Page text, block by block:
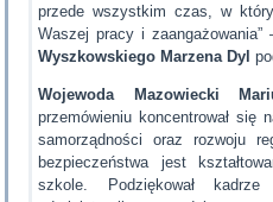
przede wszystkim czas, w
Waszej pracy i zaangażowania”
Wyszkowskiego Marzena Dyl
Wojewoda Mazowiecki
przemówieniu koncentrował się
samorządności oraz rozwoju
bezpieczeństwa jest
szkole. Podziękował kadrze